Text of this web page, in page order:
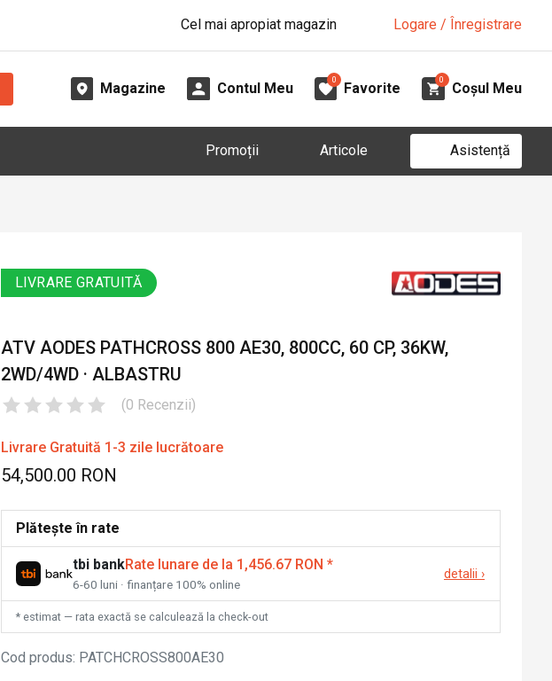
Cel mai apropiat magazin Logare / Înregistrare
Magazine Contul Meu
0
Favorite
0
Coșul Meu
Promoții Articole Asistență
LIVRARE GRATUITĂ
ATV AODES PATHCROSS 800 AE30, 800CC, 60 CP, 36KW,
2WD/4WD · ALBASTRU
(0 Recenzii)
Livrare Gratuită 1-3 zile lucrătoare
54,500.00 RON
Plătește în rate
tbi bankRate lunare de la 1,456.67 RON *
6-60 luni · finanțare 100% online
detalii ›
* estimat — rata exactă se calculează la check-out
Cod produs: PATCHCROSS800AE30